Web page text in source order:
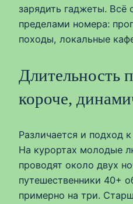
зарядить гаджеты. Всё
пределами номера:
походы, локальные
Длительность
короче,
Различается и подход
На курортах молодые
проводят около двух
путешественники 40+
примерно на три.